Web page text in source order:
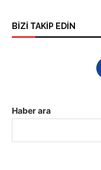
BİZİ TAKİP EDİN
Haber ara